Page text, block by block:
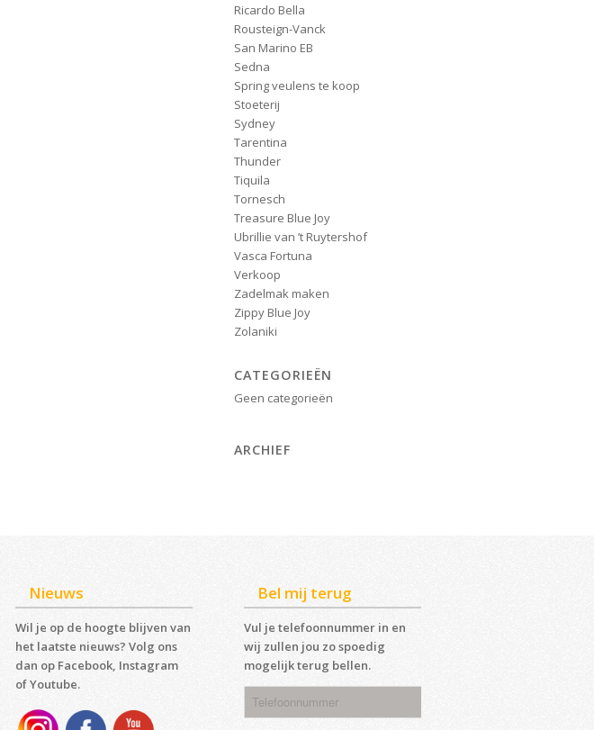
Ricardo Bella
Rousteign-Vanck
San Marino EB
Sedna
Spring veulens te koop
Stoeterij
Sydney
Tarentina
Thunder
Tiquila
Tornesch
Treasure Blue Joy
Ubrillie van ’t Ruytershof
Vasca Fortuna
Verkoop
Zadelmak maken
Zippy Blue Joy
Zolaniki
CATEGORIEËN
Geen categorieën
ARCHIEF
Nieuws
Wil je op de hoogte blijven van
het laatste nieuws? Volg ons
dan op Facebook, Instagram
of Youtube.
Bel mij terug
Vul je telefoonnummer in en
wij zullen jou zo spoedig
mogelijk terug bellen.